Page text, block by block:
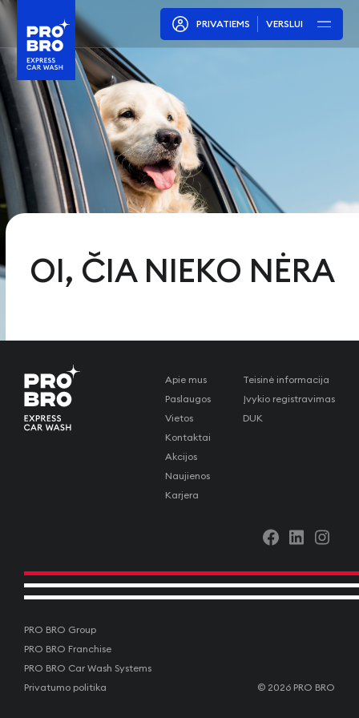
PRIVATIEMS VERSLUI
OI, ČIA NIEKO NĖRA
Apie mus
Paslaugos
Vietos
Kontaktai
Akcijos
Naujienos
Karjera
Teisinė informacija
Įvykio registravimas
DUK
PRO BRO Group
PRO BRO Franchise
PRO BRO Car Wash Systems
Privatumo politika
© 2026 PRO BRO